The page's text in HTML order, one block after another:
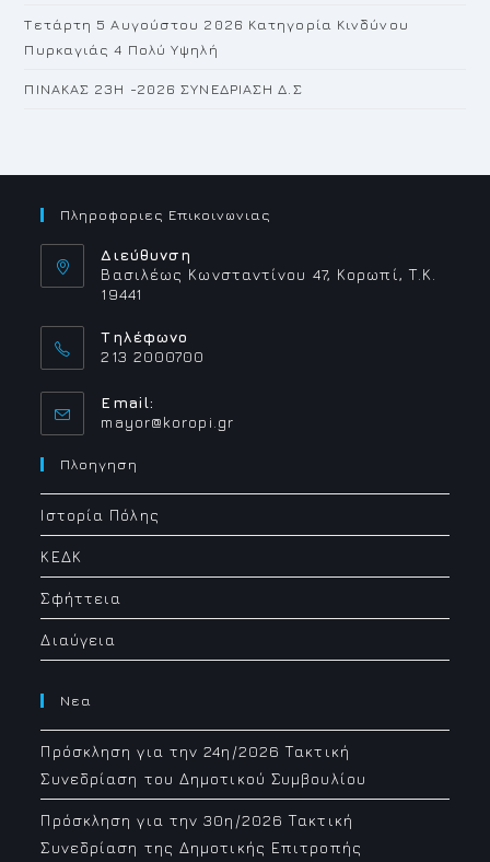
Τετάρτη 5 Αυγούστου 2026 Κατηγορία Κινδύνου
Πυρκαγιάς 4 Πολύ Υψηλή
ΠΙΝΑΚΑΣ 23H -2026 ΣΥΝΕΔΡΙΑΣΗ Δ.Σ
Πληροφοριες Επικοινωνιας
Διεύθυνση
Βασιλέως Κωνσταντίνου 47, Κορωπί, Τ.Κ.
19441
Τηλέφωνο
213 2000700
Email:
mayor@koropi.grOpens
Πλοηγηση
Ιστορία Πόλης
ΚΕΔΚ
Σφήττεια
Διαύγεια
Νεα
Πρόσκληση για την 24η/2026 Τακτική
Συνεδρίαση του Δημοτικού Συμβουλίου
Πρόσκληση για την 30η/2026 Τακτική
Συνεδρίαση της Δημοτικής Επιτροπής